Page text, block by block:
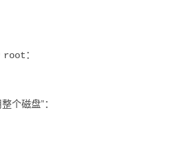
root：
个磁盘”：